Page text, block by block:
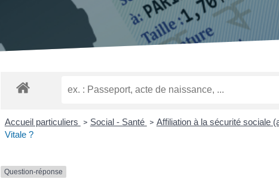
Accueil particuliers > Social - Santé > Affiliation à la sécurité sociale
Vitale ?
Question-réponse